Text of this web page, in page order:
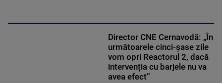
Director CNE Cernavodă: „În
următoarele cinci-șase zile
vom opri Reactorul 2, dacă
intervenția cu barjele nu va
avea efect”